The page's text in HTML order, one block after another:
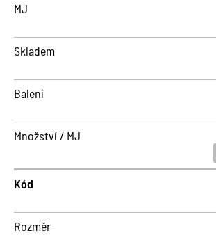
MJ
Skladem
Balení
Množství / MJ
Kód
Rozměr